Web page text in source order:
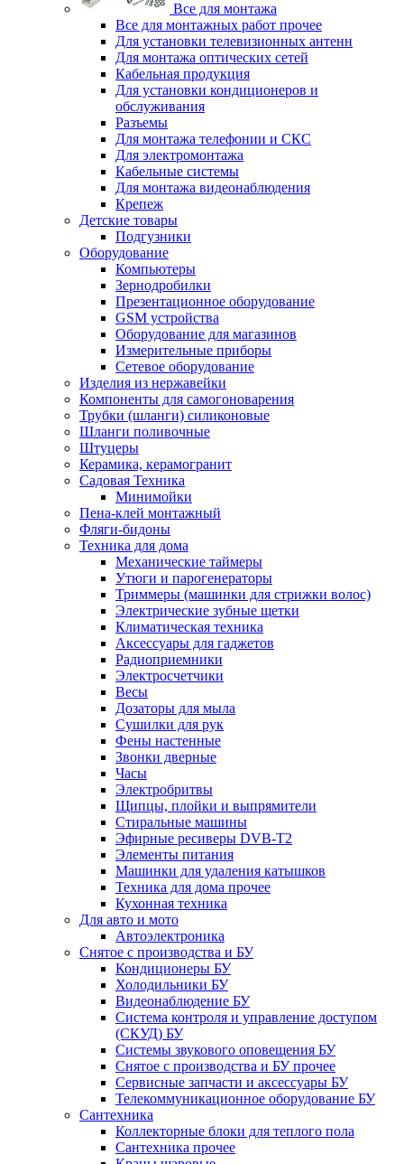
Все для монтажа
Все для монтажных работ прочее
Для установки телевизионных антенн
Для монтажа оптических сетей
Кабельная продукция
Для установки кондиционеров и
обслуживания
Разъемы
Для монтажа телефонии и СКС
Для электромонтажа
Кабельные системы
Для монтажа видеонаблюдения
Крепеж
Детские товары
Подгузники
Оборудование
Компьютеры
Зернодробилки
Презентационное оборудование
GSM устройства
Оборудование для магазинов
Измерительные приборы
Сетевое оборудование
Изделия из нержавейки
Компоненты для самогоноварения
Трубки (шланги) силиконовые
Шланги поливочные
Штуцеры
Керамика, керамогранит
Садовая Техника
Минимойки
Пена-клей монтажный
Фляги-бидоны
Техника для дома
Механические таймеры
Утюги и парогенераторы
Триммеры (машинки для стрижки волос)
Электрические зубные щетки
Климатическая техника
Аксессуары для гаджетов
Радиоприемники
Электросчетчики
Весы
Дозаторы для мыла
Сушилки для рук
Фены настенные
Звонки дверные
Часы
Электробритвы
Щипцы, плойки и выпрямители
Стиральные машины
Эфирные ресиверы DVB-T2
Элементы питания
Машинки для удаления катышков
Техника для дома прочее
Кухонная техника
Для авто и мото
Автоэлектроника
Снятое с производства и БУ
Кондиционеры БУ
Холодильники БУ
Видеонаблюдение БУ
Система контроля и управление доступом
(СКУД) БУ
Системы звукового оповещения БУ
Снятое с производства и БУ прочее
Сервисные запчасти и аксессуары БУ
Телекоммуникационное оборудование БУ
Сантехника
Коллекторные блоки для теплого пола
Сантехника прочее